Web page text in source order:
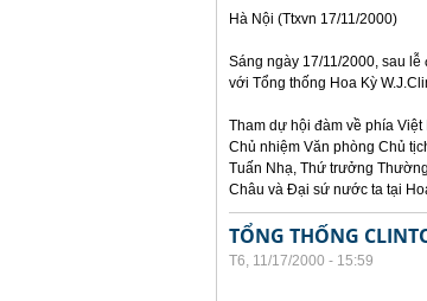
Hà Nội (Ttxvn 17/11/2000)
Sáng ngày 17/11/2000, sau
với Tổng thống Hoa Kỳ
Tham dự hội đàm về phía
Chủ nhiệm Văn phòng Chủ
Tuấn Nhạ, Thứ trưởng
Châu và Đại sứ nước ta tại
TỔNG THỐNG
T6, 11/17/2000 - 15:59